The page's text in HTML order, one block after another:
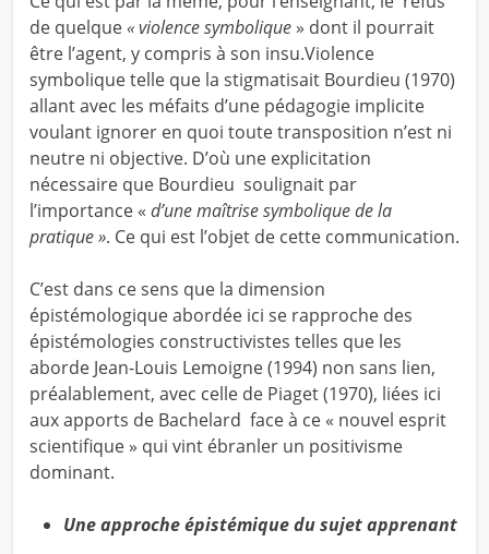
de quelque« violence symbolique» dont il pourrait
être l’agent, y compris à son insu.Violence
symbolique telle que la stigmatisait Bourdieu (1970)
allant avec les méfaits d’une pédagogie implicite
voulant ignorer en quoi toute transposition n’est ni
neutre ni objective. D’où une explicitation
nécessaire que Bourdieu soulignait par
l’importance « d’une maîtrise symbolique de la
pratique ». Ce qui est l’objet de cette communication.
C’est dans ce sens que la dimension
épistémologique abordée ici se rapproche des
épistémologies constructivistes telles que les
aborde Jean-Louis Lemoigne (1994) non sans lien,
préalablement, avec celle de Piaget (1970), liées ici
aux apports de Bachelard face à ce « nouvel esprit
scientifique » qui vint ébranler un positivisme
dominant.
Une approche épistémique du sujet apprenant